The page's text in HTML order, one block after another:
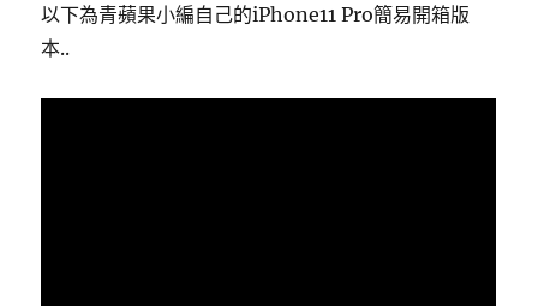
以下為青蘋果小編自己的iPhone11 Pro簡易開箱版
本..